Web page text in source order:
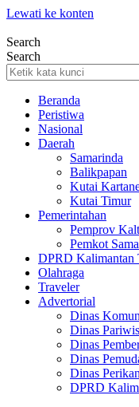
Lewati ke konten
Search
Search
Beranda
Peristiwa
Nasional
Daerah
Samarinda
Balikpapan
Kutai
Kutai Timur
Pemerintahan
Pemprov
Pemkot
DPRD Kalimantan
Olahraga
Traveler
Advertorial
Dinas
Dinas
Dinas
Dinas
Dinas
DPRD